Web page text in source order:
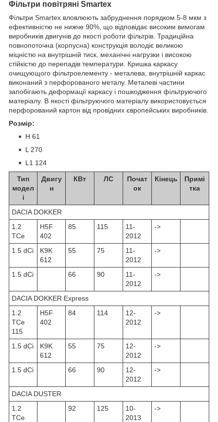
Фільтри повітряні Smartex
Фільтри Smartex вловлюють забруднення порядком 5-8 мкм з
ефективністю не нижче 90%, що відповідає високим вимогам
виробників двигунів до якості роботи фільтрів. Традиційна
повнопоточна (корпусна) конструкція володіє великою
міцністю на внутрішній тиск, механічні нагрузки і високою
стійкістю до перепадів температури. Кришка каркасу
очищующого фільтроелементу - металева, внутрішній каркас
виконаний з перфорованого металу. Металеві частини
запобігають деформації каркасу і пошкодження фільтруючого
матеріалу. В якості фільтруючого матеріалу використовується
перфорований картон від провідних європейських виробників.
Розмір:
H 61
L 270
L1 124
Тип
модел
і
Двигу
н
КВт ЛС
Почат
ок
Кінець
Примі
тка
DACIA DOKKER
1.2
TCe
H5F
402
85 115
11-
2012
->
1.5 dCi
K9K
612
55 75
11-
2012
->
1.5 dCi 66 90
11-
2012
->
DACIA DOKKER Express
1.2
TCe
115
H5F
402
84 114
12-
2012
->
1.5 dCi
K9K
612
55 75
12-
2012
->
1.5 dCi 66 90
12-
2012
->
DACIA DUSTER
1.2
TCe
92 125
10-
2013
->